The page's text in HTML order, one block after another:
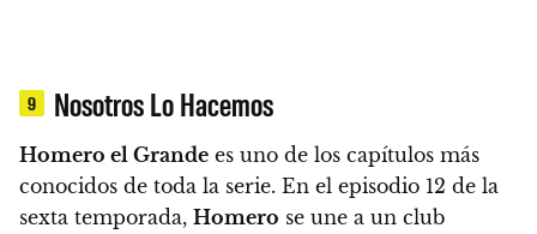
9 Nosotros Lo Hacemos
Homero el Grande es uno de los capítulos más
conocidos de toda la serie. En el episodio 12 de la
sexta temporada, Homero se une a un club